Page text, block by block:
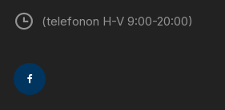
(telefonon H-V 9:00-20:00)